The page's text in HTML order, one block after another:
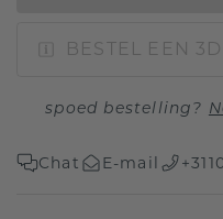
BESTEL EEN
spoed bestelling?
Chat E-mail